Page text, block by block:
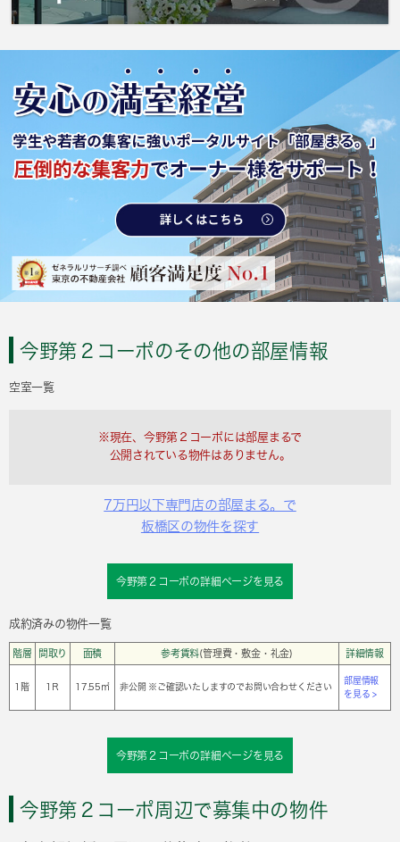
今野第２コーポのその他の部屋情報
空室一覧
※現在、今野第２コーポには部屋まるで
公開されている物件はありません。
7万円以下専門店の部屋まる。で
板橋区の物件を探す
今野第２コーポの詳細ページを見る
成約済みの物件一覧
階層 間取り 面積 参考賃料(管理費・敷金・礼金) 詳細情報
1階 1Ｒ 17.55㎡ 非公開 ※ご確認いたしますのでお問い合わせください
部屋情報
を見る >
今野第２コーポの詳細ページを見る
今野第２コーポ周辺で募集中の物件